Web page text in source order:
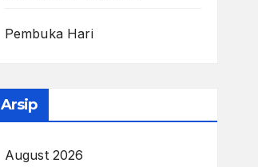
Pembuka Hari
Arsip
August 2026